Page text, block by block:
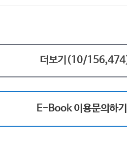
더보기(10/156,474
E-Book 이용문의하기